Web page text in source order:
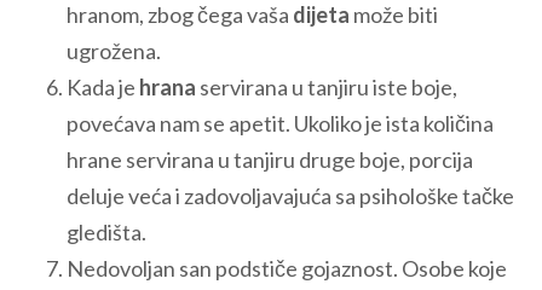
hranom, zbog čega vaša dijeta može biti
ugrožena.
Kada je hrana servirana u tanjiru iste boje,
povećava nam se apetit. Ukoliko je ista količina
hrane servirana u tanjiru druge boje, porcija
deluje veća i zadovoljavajuća sa psihološke tačke
gledišta.
Nedovoljan san podstiče gojaznost. Osobe koje